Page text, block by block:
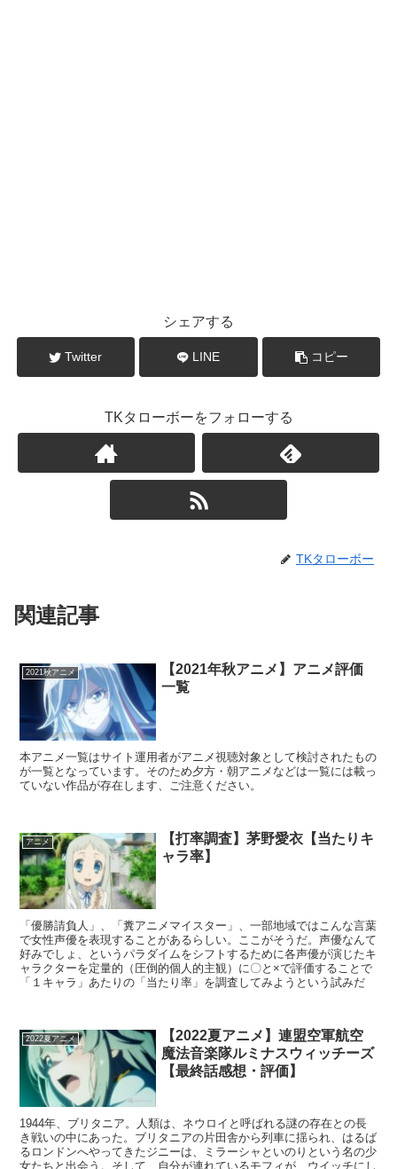
シェアする
Twitter LINE コピー
TKタローボーをフォローする
TKタローボー
関連記事
2021秋アニメ
【2021年秋アニメ】アニメ評価
一覧
本アニメ一覧はサイト運用者がアニメ視聴対象として検討されたもの
が一覧となっています。そのため夕方・朝アニメなどは一覧には載っ
ていない作品が存在します、ご注意ください。
アニメ
【打率調査】茅野愛衣【当たりキ
ャラ率】
「優勝請負人」、「糞アニメマイスター」、一部地域ではこんな言葉
で女性声優を表現することがあるらしい。ここがそうだ。声優なんて
好みでしょ、というパラダイムをシフトするために各声優が演じたキ
ャラクターを定量的（圧倒的個人的主観）に〇と×で評価することで
「１キャラ」あたりの「当たり率」を調査してみようという試みだ
2022夏アニメ
【2022夏アニメ】連盟空軍航空
魔法音楽隊ルミナスウィッチーズ
【最終話感想・評価】
1944年、ブリタニア。人類は、ネウロイと呼ばれる謎の存在との長
き戦いの中にあった。ブリタニアの片田舎から列車に揺られ、はるば
るロンドンへやってきたジニーは、ミラーシャといのりという名の少
女たちと出会う。そして、自分が連れているモフィが、ウイッチにし